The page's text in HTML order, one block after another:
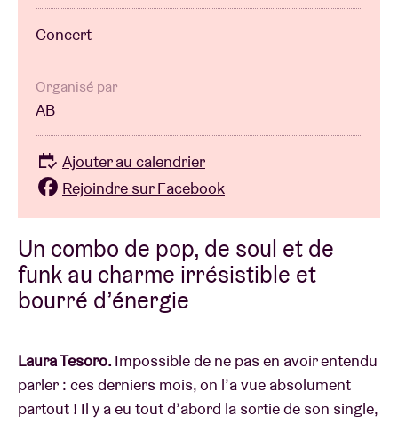
Un combo de pop, de soul et de
funk au charme irrésistible et
bourré d’énergie
Laura Tesoro. Impossible de ne pas en avoir entendu
parler : ces derniers mois, on l’a vue absolument
partout ! Il y a eu tout d’abord la sortie de son single,
Concert
Organisé par
AB
Ajouter au calendrier
Rejoindre sur Facebook